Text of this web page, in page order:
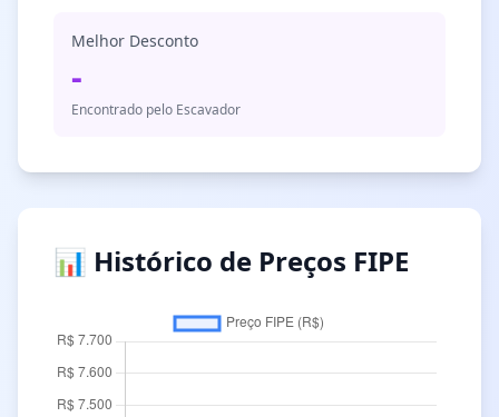
Melhor Desconto
-
Encontrado pelo Escavador
📊 Histórico de Preços FIPE